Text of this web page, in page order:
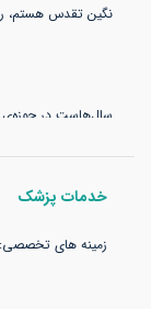
خدمات پزشک